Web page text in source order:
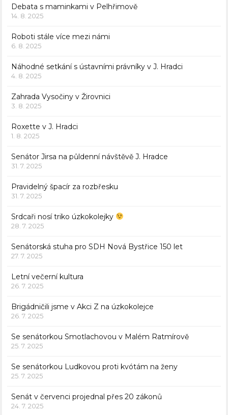
Debata s maminkami v Pelhřimově
14. 8. 2025
Roboti stále více mezi námi
6. 8. 2025
Náhodné setkání s ústavními právníky v J. Hradci
4. 8. 2025
Zahrada Vysočiny v Žirovnici
3. 8. 2025
Roxette v J. Hradci
1. 8. 2025
Senátor Jirsa na půldenní návštěvě J. Hradce
31. 7. 2025
Pravidelný špacír za rozbřesku
31. 7. 2025
Srdcaři nosí triko úzkokolejky
28. 7. 2025
Senátorská stuha pro SDH Nová Bystřice 150 let
27. 7. 2025
Letní večerní kultura
26. 7. 2025
Brigádničili jsme v Akci Z na úzkokolejce
26. 7. 2025
Se senátorkou Smotlachovou v Malém Ratmírově
25. 7. 2025
Se senátorkou Ludkovou proti kvótám na ženy
25. 7. 2025
Senát v červenci projednal přes 20 zákonů
24. 7. 2025